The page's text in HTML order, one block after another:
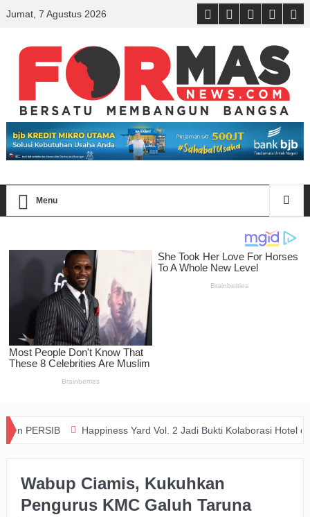
Jumat, 7 Agustus 2026
Menu
Happiness Yard Vol. 2 Jadi Bukti Kolaborasi Hotel dan
Wabup Ciamis, Kukuhkan
Pengurus KMC Galuh Taruna